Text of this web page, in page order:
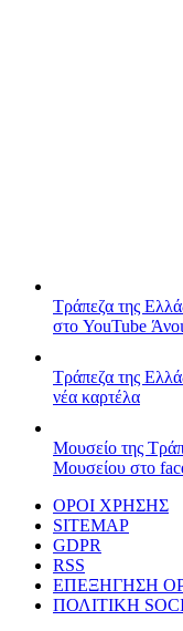
Τράπεζα της
στο YouTube
Τράπεζα της
νέα καρτέλα
Μουσείο της
Μουσείου στο
ΟΡΟΙ ΧΡΗΣΗΣ
SITEMAP
GDPR
RSS
ΕΠΕΞΗΓΗΣΗ
ΠΟΛΙΤΙΚΗ